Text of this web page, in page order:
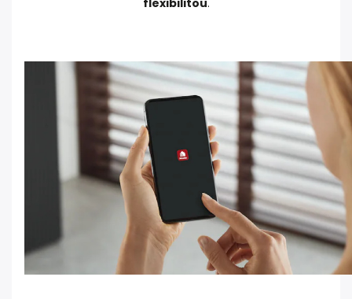
flexibilitou.